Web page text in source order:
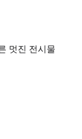
멋진 전시물